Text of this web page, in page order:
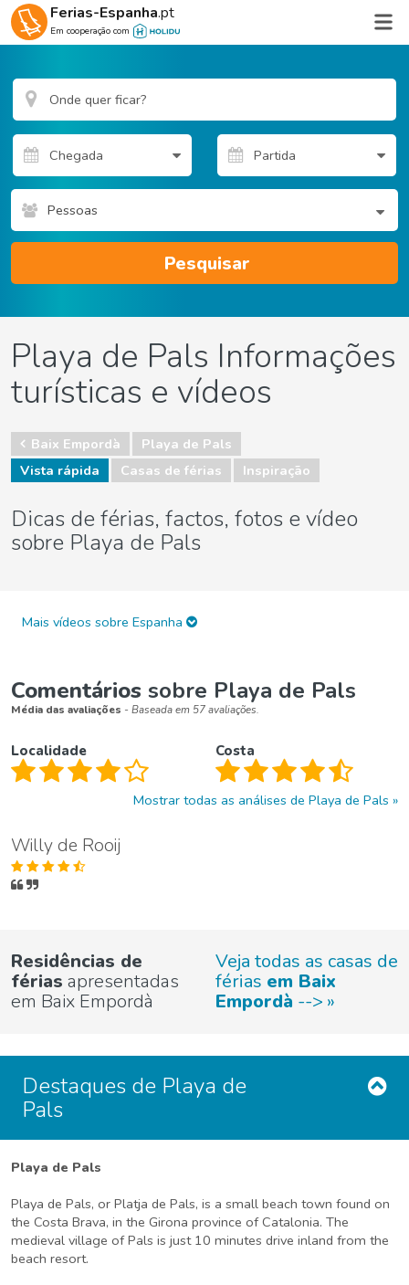
Ferias-Espanha.pt
Em cooperação com
Pessoas
Pesquisar
Playa de Pals Informações
turísticas e vídeos
Baix Empordà
Playa de Pals
Vista rápida
Casas de férias Inspiração
Dicas de férias, factos, fotos e vídeo
sobre Playa de Pals
Mais vídeos sobre Espanha
Comentários sobre Playa de Pals
Média das avaliações - Baseada em 57 avaliações.
Localidade Costa
Mostrar todas as análises de Playa de Pals
Willy de Rooij
Residências de
férias apresentadas
em Baix Empordà
Veja todas as casas de
férias em Baix
Empordà -->
Destaques de Playa de
Pals
Playa de Pals
Playa de Pals, or Platja de Pals, is a small beach town found on
the Costa Brava, in the Girona province of Catalonia. The
medieval village of Pals is just 10 minutes drive inland from the
beach resort.